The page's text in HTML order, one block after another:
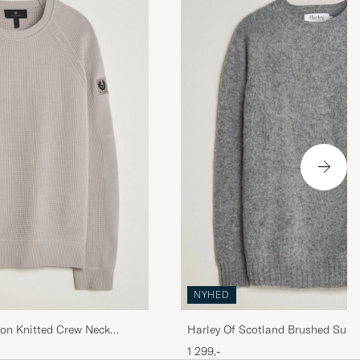
Knitted Crew Neck
NYHED
Harley Of Scotland Brushed
Lambswool Crewneck Mid Grey
1 299,-